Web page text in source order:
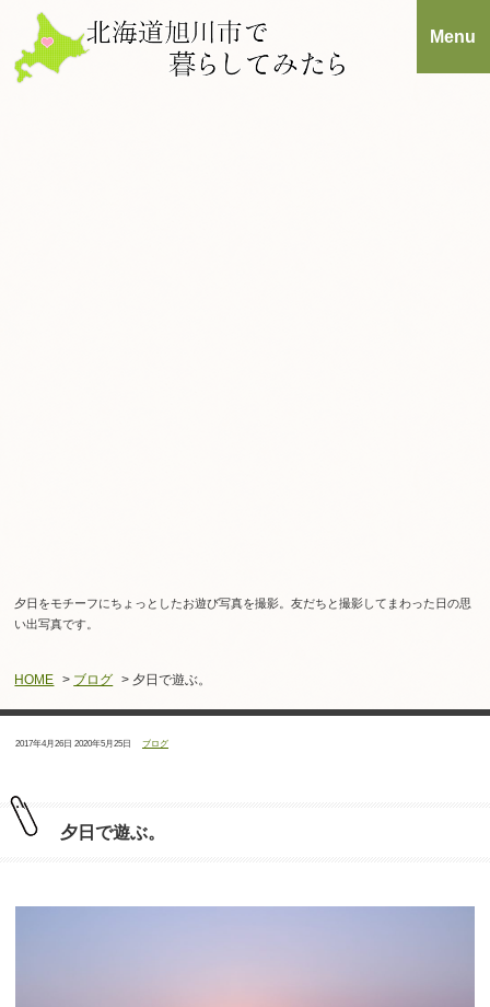
夕日をモチーフにちょっとしたお遊び写真を撮影。友だちと撮影してまわった日の思
い出写真です。
HOME > ブログ > 夕日で遊ぶ。
投
2017年4月26日 最
2020年5月25日
カ
テ
ブログ
夕日で遊ぶ。